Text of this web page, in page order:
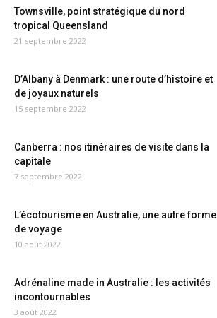
Townsville, point stratégique du nord
tropical Queensland
21 septembre 2022
D’Albany à Denmark : une route d’histoire et
de joyaux naturels
15 septembre 2022
Canberra : nos itinéraires de visite dans la
capitale
7 septembre 2022
L’écotourisme en Australie, une autre forme
de voyage
10 août 2022
Adrénaline made in Australie : les activités
incontournables
3 août 2022